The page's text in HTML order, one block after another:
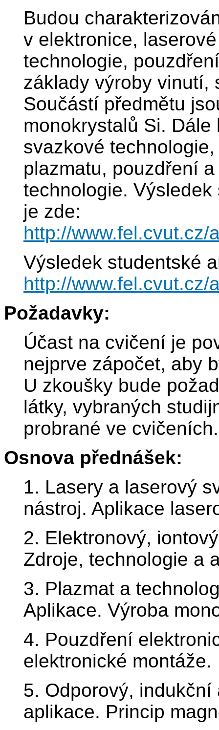
Budou
v elektronice,
technologie,
základy výroby vinutí,
Součástí předmětu
monokrystalů Si.
svazkové
plazmatu, pouzdření
technologie.
je zde:
http://www.fel.cvut.cz/
Výsledek studentské
http://www.fel.cvut.cz/
Požadavky:
Účast na cvičení je
nejprve zápočet, aby
U zkoušky bude
látky, vybraných
probrané ve cvičeních.
Osnova přednášek:
1. Lasery a laserový
nástroj. Aplikace
2. Elektronový,
Zdroje, technologie a
3. Plazmat a
Aplikace. Výroba
4. Pouzdření
elektronické montáže.
5. Odporový,
aplikace. Princip